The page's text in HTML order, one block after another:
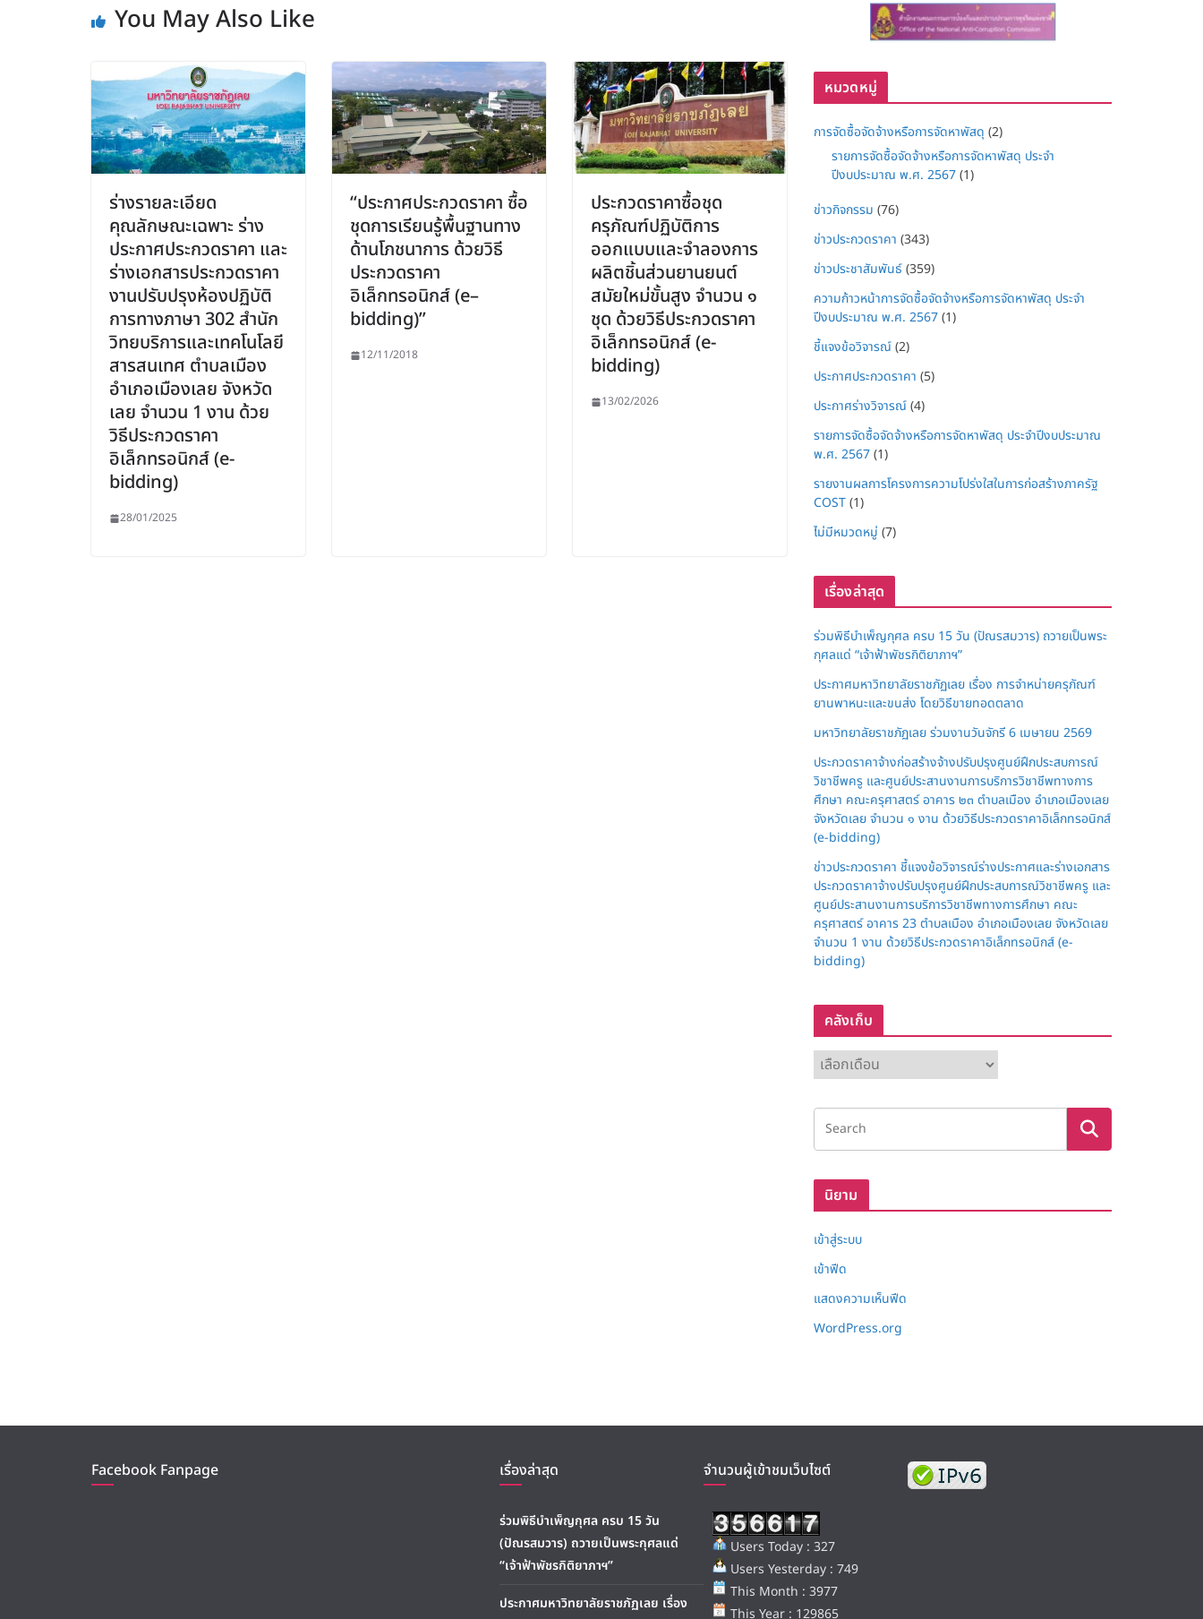
You May Also Like
ร่างรายละเอียด
คุณลักษณะเฉพาะ ร่าง
ประกาศประกวดราคา และ
ร่างเอกสารประกวดราคา
งานปรับปรุงห้องปฏิบัติ
การทางภาษา 302 สำนัก
วิทยบริการและเทคโนโลยี
สารสนเทศ ตำบลเมือง
อำเภอเมืองเลย จังหวัด
เลย จำนวน 1 งาน ด้วย
วิธีประกวดราคา
อิเล็กทรอนิกส์ (e-
bidding)
28/01/2025
“ประกาศประกวดราคา ซื้อ
ชุดการเรียนรู้พื้นฐานทาง
ด้านโภชนาการ ด้วยวิธี
ประกวดราคา
อิเล็กทรอนิกส์ (e–
bidding)”
12/11/2018
ประกวดราคาซื้อชุด
ครุภัณฑ์ปฏิบัติการ
ออกแบบและจำลองการ
ผลิตชิ้นส่วนยานยนต์
สมัยใหม่ขั้นสูง จำนวน ๑
ชุด ด้วยวิธีประกวดราคา
อิเล็กทรอนิกส์ (e-
bidding)
13/02/2026
หมวดหมู่
การจัดซื้อจัดจ้างหรือการจัดหาพัสดุ (2)
รายการจัดซื้อจัดจ้างหรือการจัดหาพัสดุ ประจำ
ปีงบประมาณ พ.ศ. 2567(1)
ข่าวกิจกรรม (76)
ข่าวประกวดราคา (343)
ข่าวประชาสัมพันธ์(359)
ความก้าวหน้าการจัดซื้อจัดจ้างหรือการจัดหาพัสดุ ประจำ
ปีงบประมาณ พ.ศ. 2567(1)
ชี้แจงข้อวิจารณ์(2)
ประกาศประกวดราคา (5)
ประกาศร่างวิจารณ์(4)
รายการจัดซื้อจัดจ้างหรือการจัดหาพัสดุ ประจำปีงบประมาณ
พ.ศ. 2567(1)
รายงานผลการโครงการความโปร่งใสในการก่อสร้างภาครัฐ
COST(1)
ไม่มีหมวดหมู่ (7)
เรื่องล่าสุด
ร่วมพิธีบำเพ็ญกุศล ครบ 15 วัน (ปัณรสมวาร) ถวายเป็นพระ
กุศลแด่ “เจ้าฟ้าพัชรกิติยาภาฯ”
ประกาศมหาวิทยาลัยราชภัฏเลย เรื่อง การจำหน่ายครุภัณฑ์
ยานพาหนะและขนส่ง โดยวิธีขายทอดตลาด
มหาวิทยาลัยราชภัฏเลย ร่วมงานวันจักรี 6 เมษายน 2569
ประกวดราคาจ้างก่อสร้างจ้างปรับปรุงศูนย์ฝึกประสบการณ์
วิชาชีพครู และศูนย์ประสานงานการบริการวิชาชีพทางการ
ศึกษา คณะครุศาสตร์ อาคาร ๒๓ ตำบลเมือง อำเภอเมืองเลย
จังหวัดเลย จำนวน ๑ งาน ด้วยวิธีประกวดราคาอิเล็กทรอนิกส์
(e-bidding)
ข่าวประกวดราคา ชี้แจงข้อวิจารณ์ร่างประกาศและร่างเอกสาร
ประกวดราคาจ้างปรับปรุงศูนย์ฝึกประสบการณ์วิชาชีพครู และ
ศูนย์ประสานงานการบริการวิชาชีพทางการศึกษา คณะ
ครุศาสตร์ อาคาร 23 ตำบลเมือง อำเภอเมืองเลย จังหวัดเลย
จำนวน 1 งาน ด้วยวิธีประกวดราคาอิเล็กทรอนิกส์ (e-
bidding)
คลังเก็บ
ลั
ง
ก็
นิยาม
เข้าสู่ระบบ
เข้าฟีด
แสดงความเห็นฟีด
WordPress.org
Facebook Fanpage เรื่องล่าสุด
ร่วมพิธีบำเพ็ญกุศล ครบ 15 วัน
(ปัณรสมวาร) ถวายเป็นพระกุศลแด่
“เจ้าฟ้าพัชรกิติยาภาฯ”
ประกาศมหาวิทยาลัยราชภัฏเลย เรื่อง
จำนวนผู้เข้าชมเว็บไซต์
Users Today : 327
Users Yesterday : 749
This Month : 3977
This Year : 129865